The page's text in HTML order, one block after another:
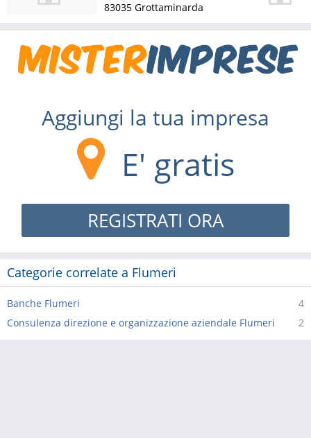
83035 Grottaminarda
Aggiungi la tua impresa
E' gratis
REGISTRATI ORA
Categorie correlate a Flumeri
4
Banche Flumeri
2
Consulenza direzione e organizzazione aziendale Flumeri